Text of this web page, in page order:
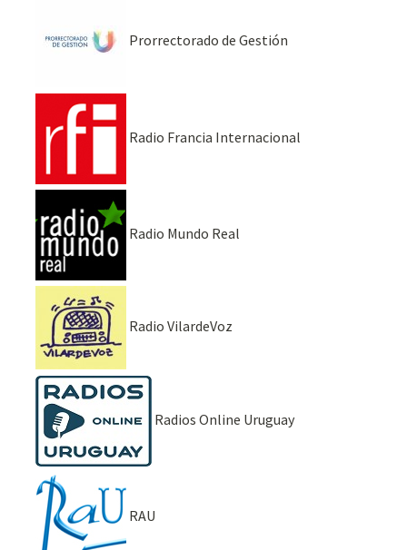
Prorrectorado de Gestión
Radio Francia Internacional
Radio Mundo Real
Radio VilardeVoz
Radios Online Uruguay
RAU